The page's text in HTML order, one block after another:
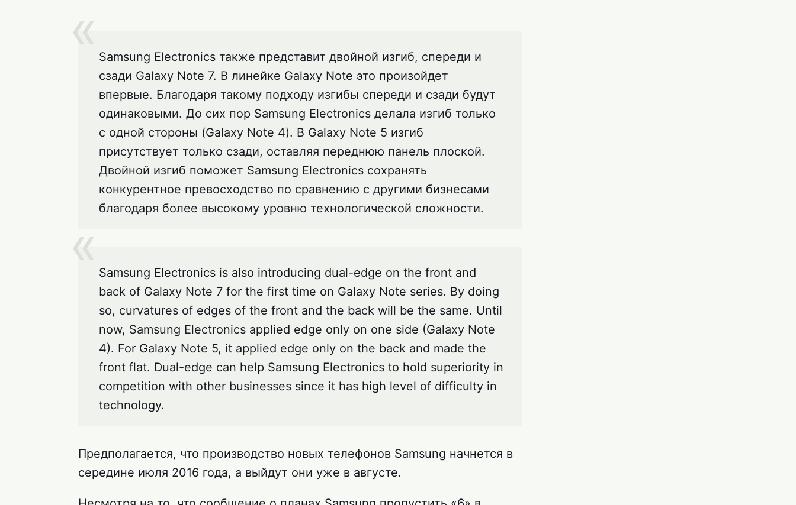
Samsung Electronics также представит двойной изгиб, спереди и
сзади Galaxy Note 7. В линейке Galaxy Note это произойдет
впервые. Благодаря такому подходу изгибы спереди и сзади будут
одинаковыми. До сих пор Samsung Electronics делала изгиб только
с одной стороны (Galaxy Note 4). В Galaxy Note 5 изгиб
присутствует только сзади, оставляя переднюю панель плоской.
Двойной изгиб поможет Samsung Electronics сохранять
конкурентное превосходство по сравнению с другими бизнесами
благодаря более высокому уровню технологической сложности.
Samsung Electronics is also introducing dual-edge on the front and
back of Galaxy Note 7 for the first time on Galaxy Note series. By doing
so, curvatures of edges of the front and the back will be the same. Until
now, Samsung Electronics applied edge only on one side (Galaxy Note
4). For Galaxy Note 5, it applied edge only on the back and made the
front flat. Dual-edge can help Samsung Electronics to hold superiority in
competition with other businesses since it has high level of difficulty in
technology.
Предполагается, что производство новых телефонов Samsung начнется в
середине июля 2016 года, а выйдут они уже в августе.